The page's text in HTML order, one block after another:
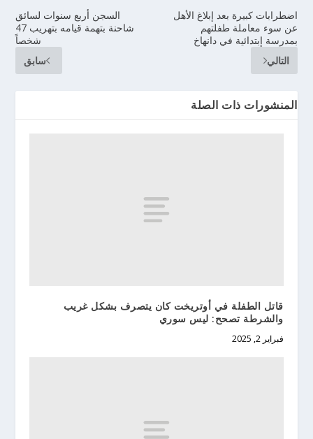
السجن أربع سنوات لسائق
شاحنة بتهمة قيامه بتهريب 47
شخصاً
سابق
اضطرابات كبيرة بعد إبلاغ الأهل
عن سوء معاملة طفلتهم
بمدرسة إبتدائية في دانهاخ
التالي
المنشورات ذات الصلة
قاتل الطفلة في أوتريخت كان يتصرف بشكل غريب
والشرطة تصحح: ليس سوري
فبراير 2, 2025